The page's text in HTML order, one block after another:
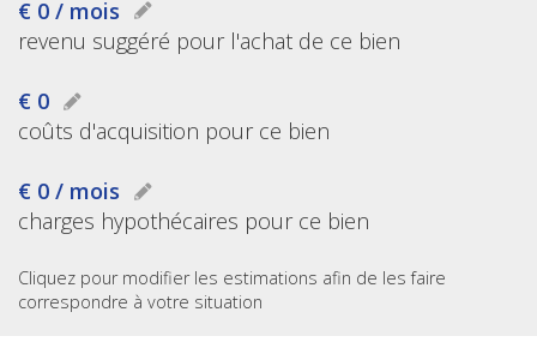
€ 0 / mois
revenu suggéré pour l'achat de ce bien
€ 0
coûts d'acquisition pour ce bien
€ 0 / mois
charges hypothécaires pour ce bien
Cliquez pour modifier les estimations afin de les faire
correspondre à votre situation